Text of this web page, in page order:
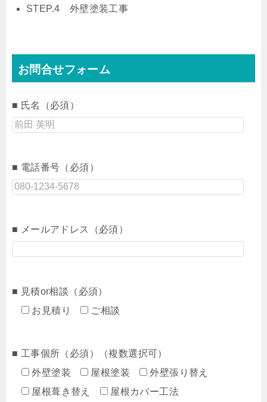
STEP.4 外壁塗装工事
お問合せフォーム
■ 氏名（必須）
■ 電話番号（必須）
■ メールアドレス（必須）
■ 見積or相談（必須）
お見積り
ご相談
■ 工事個所（必須）（複数選択可）
外壁塗装
屋根塗装
外壁張り替え
屋根葺き替え
屋根カバー工法